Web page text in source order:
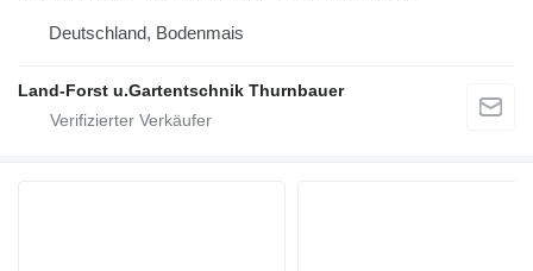
Deutschland, Bodenmais
Land-Forst u.Gartentschnik Thurnbauer